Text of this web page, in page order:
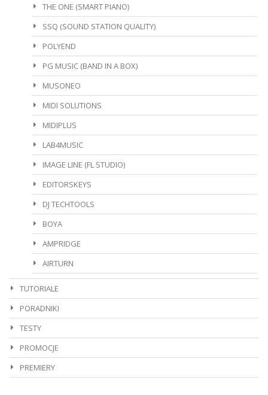
THE ONE (SMART PIANO)
SSQ (SOUND STATION QUALITY)
POLYEND
PG MUSIC (BAND IN A BOX)
MUSONEO
MIDI SOLUTIONS
MIDIPLUS
LAB4MUSIC
IMAGE LINE (FL STUDIO)
EDITORSKEYS
DJ TECHTOOLS
BOYA
AMPRIDGE
AIRTURN
TUTORIALE
PORADNIKI
TESTY
PROMOCJE
PREMIERY